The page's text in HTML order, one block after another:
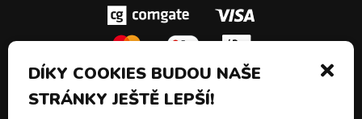
DÍKY COOKIES BUDOU NAŠE
STRÁNKY JEŠTĚ LEPŠÍ!